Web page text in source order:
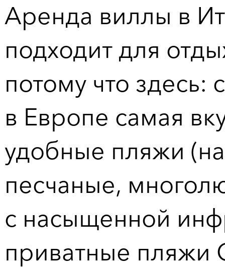
Аренда виллы в
подходит для
потому что
в Европе самая
удобные пляжи
песчаные,
с насыщенной
приватные